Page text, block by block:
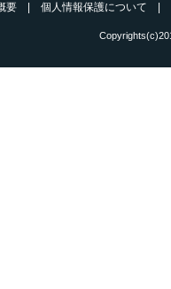
要
個人情報保護について